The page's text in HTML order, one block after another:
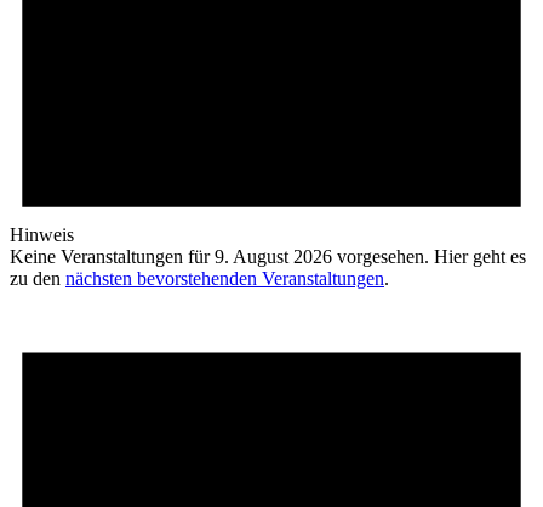
Hinweis
Keine Veranstaltungen für 9. August 2026 vorgesehen. Hier geht es
zu den nächsten bevorstehenden Veranstaltungen.